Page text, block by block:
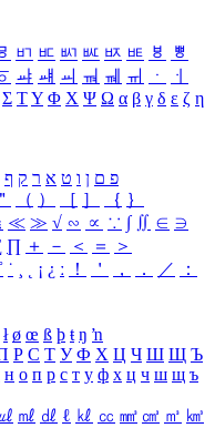
ㅲ ㅳ ㅴ ㅵ ㅶ ㅷ ㅸ
ㅹ
ㆇ ㆈ ㆉ ㆊ ㆋ ㆌ ㆍ
ㆎ
Σ ΤΥ Φ Χ Ψ Ω α β γ δ ε ζ η
פ ם ן ו ט א ר ק ף
＂ （ ） ［ ］ ｛ ｝
≪ ≫ √ ∽ ∝ ∵ ∫ ∬ ∈ ∋
∏ ＋ － ＜ ＝
＞
˚ ˙ ¸ ¡ ¿ ː ！ ＇ ， ． ／
：
ł ø œ ß þ ŧ ŋ ŉ
Р С Т У Ф Х Ц Ч Ш Щ Ъ
н о п р с т у ф х ц ч ш щ ъ
㎖ ㎗ ℓ ㎘ ㏄ ㎣ ㎤ ㎥ ㎦